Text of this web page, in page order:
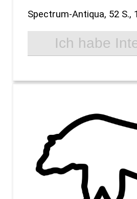
Spectrum-Antiqua, 52 S.,